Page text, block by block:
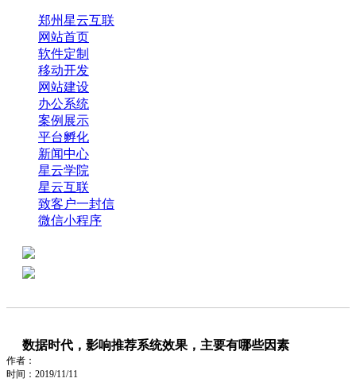
郑州星云互联
网站首页
软件定制
移动开发
网站建设
办公系统
案例展示
平台孵化
新闻中心
星云学院
星云互联
致客户一封信
微信小程序
数据时代，影响推荐系统效果，主要有哪些因素
作者：
时间：2019/11/11